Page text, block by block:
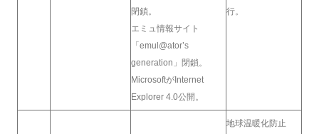
閉鎖。
エミュ情報サイト
「emul@ator’s
generation」閉鎖。
MicrosoftがInternet
Explorer 4.0公開。
行。
地球温暖化防止